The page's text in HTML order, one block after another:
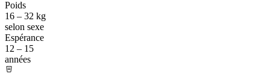
Poids
16 – 32 kg
selon sexe
Espérance
12 – 15
années